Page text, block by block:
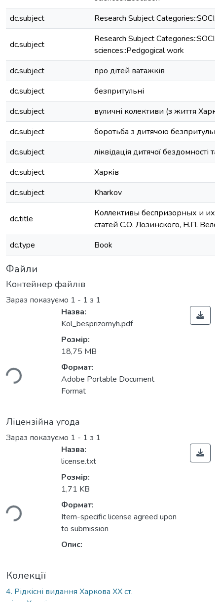
dc.subject
Research Subject
dc.subject
Research Subject
sciences::Pedgogical work
dc.subject
про дітей ватажків
dc.subject
безпритульні
dc.subject
вуличні колективи (з життя
dc.subject
боротьба з дитячою
dc.subject
ліквідація дитячої бездомності
dc.subject
Харків
dc.subject
Kharkov
dc.title
Коллективы беспризорных и их
статей С.О. Лозинского, Н.П.
dc.type
Book
Файли
Контейнер файлів
Зараз показуємо 1 - 1 з 1
Назва:
Kol_besprizornyh.pdf
Розмір:
18,75 MB
Формат:
Adobe Portable Document
Format
Ліцензійна угода
Зараз показуємо 1 - 1 з 1
Назва:
license.txt
Розмір:
1,71 KB
Формат:
Item-specific license agreed upon
to submission
Опис:
Колекції
4. Рідкісні видання Харкова ХХ ст.